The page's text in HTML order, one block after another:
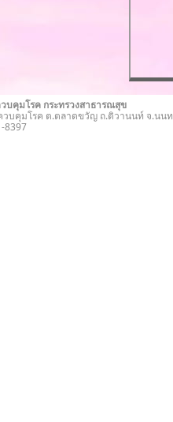
บคุมโรค กระทรวงสาธารณสุข
วบคุมโรค ต.ตลาดขวัญ ถ.ติวานนท์ จ.นน
8397